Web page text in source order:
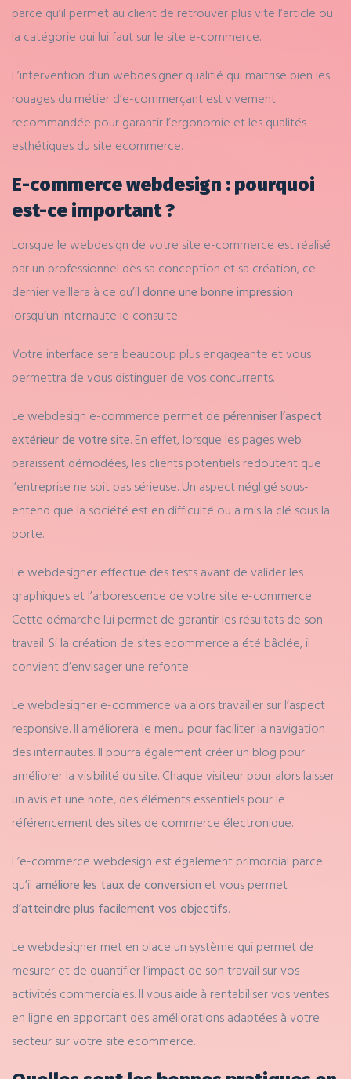
parce qu’il permet au client de retrouver plus vite l’article ou
la catégorie qui lui faut sur le site e-commerce.
L’intervention d’un webdesigner qualifié qui maitrise bien les
rouages du métier d’e-commerçant est vivement
recommandée pour garantir l’ergonomie et les qualités
esthétiques du site ecommerce.
E-commerce webdesign : pourquoi
est-ce important ?
Lorsque le webdesign de votre site e-commerce est réalisé
par un professionnel dès sa conception et sa création, ce
dernier veillera à ce qu’il donne une bonne impression
lorsqu’un internaute le consulte.
Votre interface sera beaucoup plus engageante et vous
permettra de vous distinguer de vos concurrents.
Le webdesign e-commerce permet de pérenniser l’aspect
extérieur de votre site. En effet, lorsque les pages web
paraissent démodées, les clients potentiels redoutent que
l’entreprise ne soit pas sérieuse. Un aspect négligé sous-
entend que la société est en difficulté ou a mis la clé sous la
porte.
Le webdesigner effectue des tests avant de valider les
graphiques et l’arborescence de votre site e-commerce.
Cette démarche lui permet de garantir les résultats de son
travail. Si la création de sites ecommerce a été bâclée, il
convient d’envisager une refonte.
Le webdesigner e-commerce va alors travailler sur l’aspect
responsive. Il améliorera le menu pour faciliter la navigation
des internautes. Il pourra également créer un blog pour
améliorer la visibilité du site. Chaque visiteur pour alors laisser
un avis et une note, des éléments essentiels pour le
référencement des sites de commerce électronique.
L’e-commerce webdesign est également primordial parce
qu’il améliore les taux de conversion et vous permet
d’atteindre plus facilement vos objectifs.
Le webdesigner met en place un système qui permet de
mesurer et de quantifier l’impact de son travail sur vos
activités commerciales. Il vous aide à rentabiliser vos ventes
en ligne en apportant des améliorations adaptées à votre
secteur sur votre site ecommerce.